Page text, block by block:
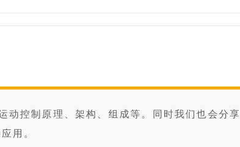
动控制原理、架构、组成等。同时我们也会分享
用。